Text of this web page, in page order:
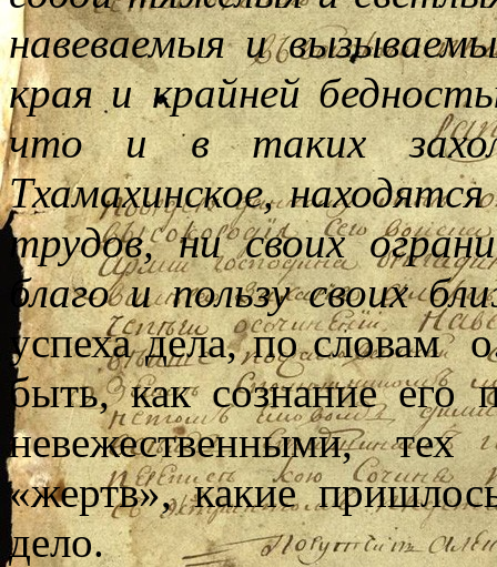
навеваемыя и
края и крайней
что и в таких
Тхамахинское,
трудов, ни своих
благо и пользу своих
успеха дела, по словам
быть, как сознание
невежественными,
«жертв», какие
дело.